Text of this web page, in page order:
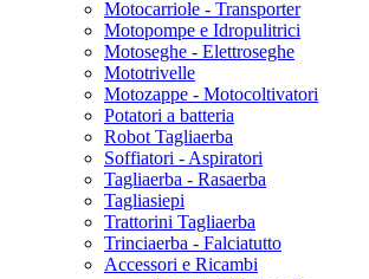
Motocarriole - Transporter
Motopompe e Idropulitrici
Motoseghe - Elettroseghe
Mototrivelle
Motozappe - Motocoltivatori
Potatori a batteria
Robot Tagliaerba
Soffiatori - Aspiratori
Tagliaerba - Rasaerba
Tagliasiepi
Trattorini Tagliaerba
Trinciaerba - Falciatutto
Accessori e Ricambi